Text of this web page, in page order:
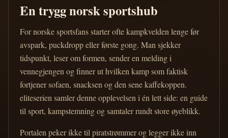
En trygg norsk sportshub
For norske sportsfans starter ofte kampkvelden lenge før
avspark, puckdropp eller første gong. Man sjekker
tidspunkt, leser om formen, sender en melding i
vennegjengen og finner ut hvilken kamp som faktisk
fortjener sofaen, snacksen og den sene kaffekoppen.
eliteserien samler denne opplevelsen i én lett side: en guide
til sport, kampstemning og samtaler rundt store øyeblikk.
Portalen peker ikke til piratstrømmer og legger ikke inn